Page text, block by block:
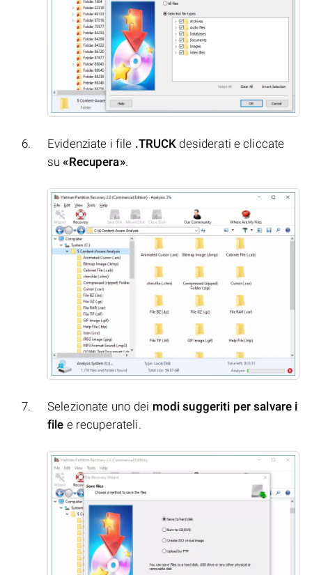
Evidenziate i file .TRUCK desiderati e cliccate
su«Recupera».
Selezionate uno dei modi suggeriti per salvare i
file e recuperateli.